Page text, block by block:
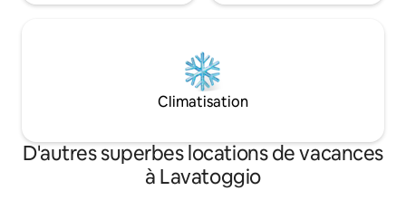
Climatisation
D'autres superbes locations de vacances
à Lavatoggio